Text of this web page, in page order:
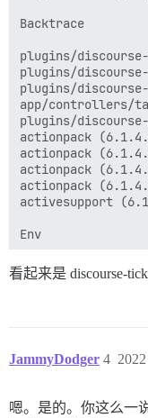
Backtrace
plugins/
plugins/
plugins/
app/controllers/
plugins/
actionpack
actionpack
actionpack
actionpack
activesupport
Env
看起来是 discourse-
JammyDodger 4
嗯。是的。你这么一